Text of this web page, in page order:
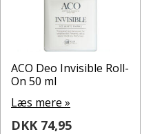
ACO Deo Invisible Roll-
On 50 ml
Læs mere »
DKK 74,95